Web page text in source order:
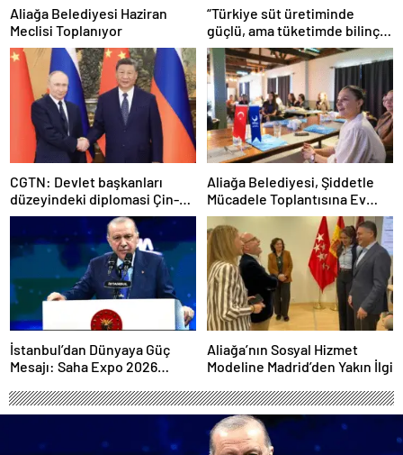
Aliağa Belediyesi Haziran
Meclisi Toplanıyor
“Türkiye süt üretiminde
güçlü, ama tüketimde bilinç
şart”
CGTN: Devlet başkanları
düzeyindeki diplomasi Çin-
Rusya arasındaki büyüyen
ortaklığı güçlendiriyor
Aliağa Belediyesi, Şiddetle
Mücadele Toplantısına Ev
Sahipliği Yaptı
İstanbul’dan Dünyaya Güç
Mesajı: Saha Expo 2026
Aliağa’nın Sosyal Hizmet
Modeline Madrid’den Yakın İlgi